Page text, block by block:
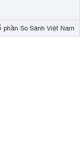
So Sánh Việt Nam